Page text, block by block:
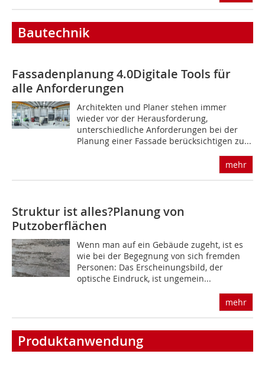
Bautechnik
Fassadenplanung 4.0Digitale Tools für
alle Anforderungen
Architekten und Planer stehen immer
wieder vor der Herausforderung,
unterschiedliche Anforderungen bei der
Planung einer Fassade berücksichtigen zu...
mehr
Struktur ist alles?Planung von
Putzoberflächen
Wenn man auf ein Gebäude zugeht, ist es
wie bei der Begegnung von sich fremden
Personen: Das Erscheinungsbild, der
optische Eindruck, ist ungemein...
mehr
Produktanwendung